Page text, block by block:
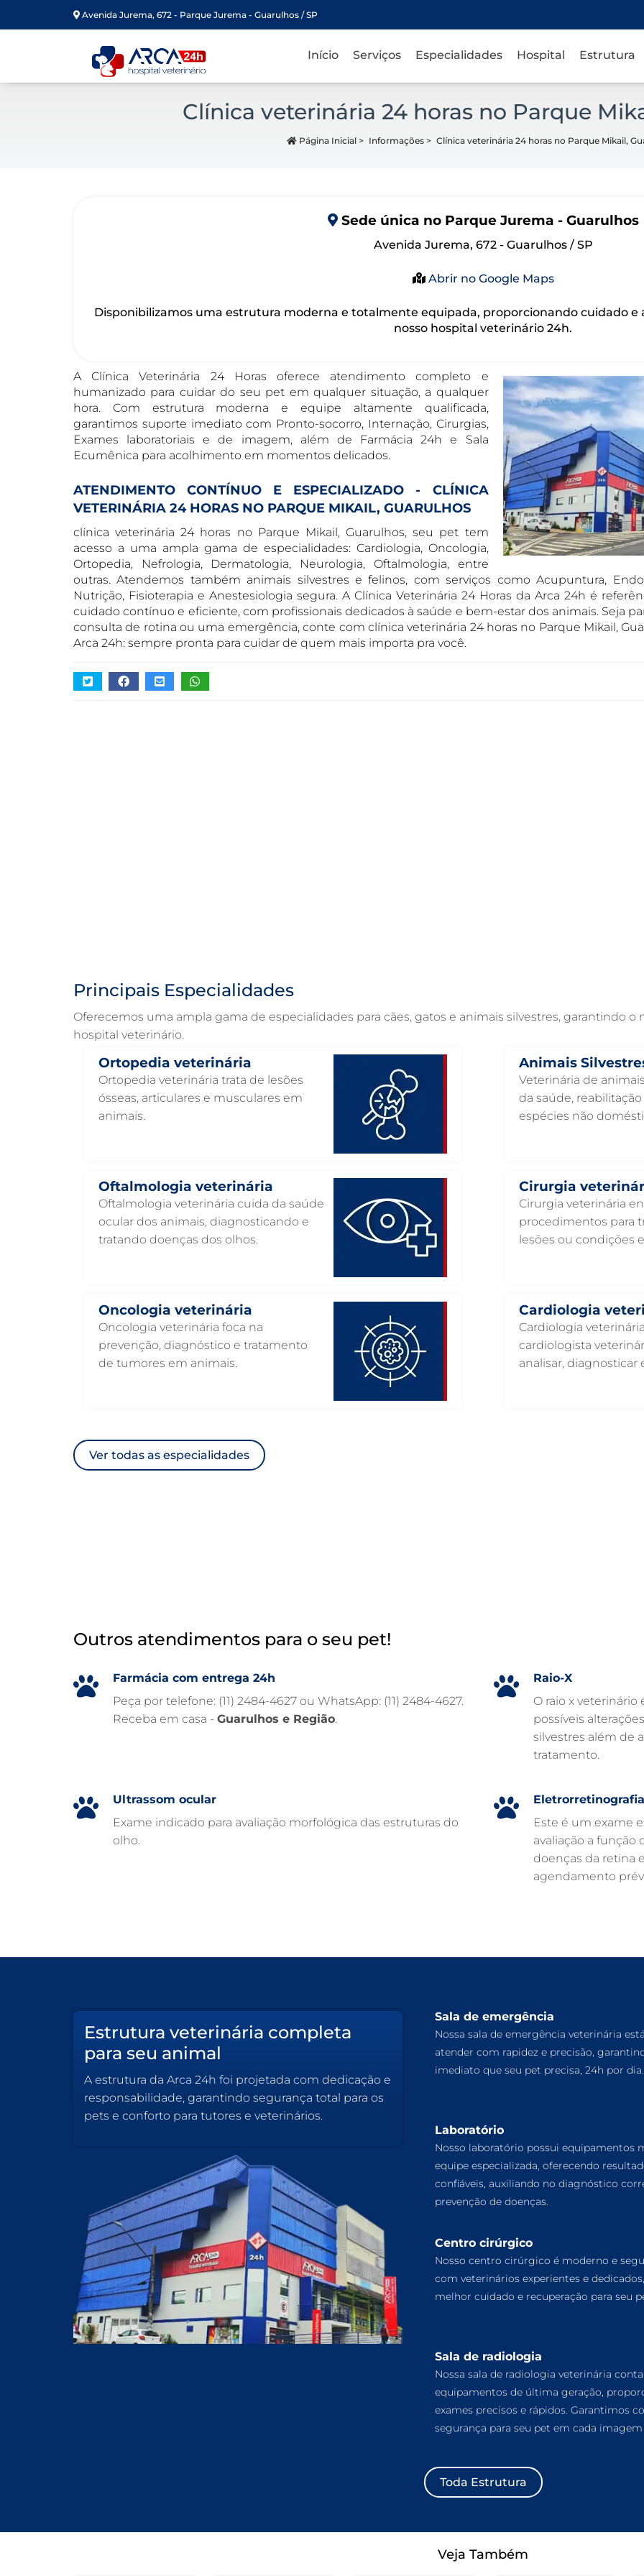
Avenida Jurema, 672 - Parque Jurema - Guarulhos / SP
Início Serviços Especialidades Hospital Estrutura
Clínica veterinária 24 horas no Parque
Página Inicial> Informações> Clínica veterinária 24 horas no Parque Mikail,
Sede única no Parque Jurema - Guarulhos
Avenida Jurema, 672 - Guarulhos / SP
Abrir no Google Maps
Disponibilizamos uma estrutura moderna e totalmente equipada, proporcionando cuidado
nosso hospital veterinário 24h.
A Clínica Veterinária 24 Horas oferece atendimento completo e
humanizado para cuidar do seu pet em qualquer situação, a qualquer
hora. Com estrutura moderna e equipe altamente qualificada,
garantimos suporte imediato com Pronto-socorro, Internação, Cirurgias,
Exames laboratoriais e de imagem, além de Farmácia 24h e Sala
Ecumênica para acolhimento em momentos delicados.
ATENDIMENTO CONTÍNUO E ESPECIALIZADO - CLÍNICA
VETERINÁRIA 24 HORAS NO PARQUE MIKAIL, GUARULHOS
clínica veterinária 24 horas no Parque Mikail, Guarulhos, seu pet tem
acesso a uma ampla gama de especialidades: Cardiologia, Oncologia,
Ortopedia, Nefrologia, Dermatologia, Neurologia, Oftalmologia, entre
outras. Atendemos também animais silvestres e felinos, com serviços como Acupuntura,
Nutrição, Fisioterapia e Anestesiologia segura. A Clínica Veterinária 24 Horas da Arca 24h é
cuidado contínuo e eficiente, com profissionais dedicados à saúde e bem-estar dos animais. Seja
consulta de rotina ou uma emergência, conte com clínica veterinária 24 horas no Parque Mikail,
Arca 24h: sempre pronta para cuidar de quem mais importa pra você.
Principais Especialidades
Oferecemos uma ampla gama de especialidades para cães, gatos e animais silvestres, garantindo
hospital veterinário.
Ortopedia veterinária
Ortopedia veterinária trata de lesões
ósseas, articulares e musculares em
animais.
Oftalmologia veterinária
Oftalmologia veterinária cuida da saúde
ocular dos animais, diagnosticando e
tratando doenças dos olhos.
Oncologia veterinária
Oncologia veterinária foca na
prevenção, diagnóstico e tratamento
de tumores em animais.
Animais
Veterinária de
da saúde,
espécies não
Cirurgia
Cirurgia veterinária
procedimentos para
lesões ou condições
Cardiologia
Cardiologia
cardiologista
analisar, diagnosticar
Ver todas as especialidades
Outros atendimentos para o seu pet!
Farmácia com entrega 24h
Peça por telefone: (11) 2484-4627 ou WhatsApp: (11) 2484-4627.
Receba em casa - Guarulhos e Região.
Raio-X
O raio x
possíveis
silvestres além de
tratamento.
Ultrassom ocular
Exame indicado para avaliação morfológica das estruturas do
olho.
Eletrorretinografia
Este é um exame
avaliação a função
doenças da retina
agendamento
Estrutura veterinária completa
para seu animal
A estrutura da Arca 24h foi projetada com dedicação e
responsabilidade, garantindo segurança total para os
pets e conforto para tutores e veterinários.
Sala de emergência
Nossa sala de emergência veterinária
atender com rapidez e precisão,
imediato que seu pet precisa, 24h por dia.
Laboratório
Nosso laboratório possui equipamentos
equipe especializada, oferecendo
confiáveis, auxiliando no diagnóstico
prevenção de doenças.
Centro cirúrgico
Nosso centro cirúrgico é moderno e
com veterinários experientes e
melhor cuidado e recuperação para seu
Sala de radiologia
Nossa sala de radiologia veterinária
equipamentos de última geração,
exames precisos e rápidos. Garantimos
segurança para seu pet em cada
Toda Estrutura
Veja Também